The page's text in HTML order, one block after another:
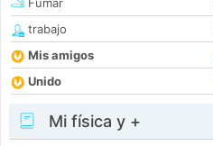
trabajo
Mis amigos
Unido
Mi física y +